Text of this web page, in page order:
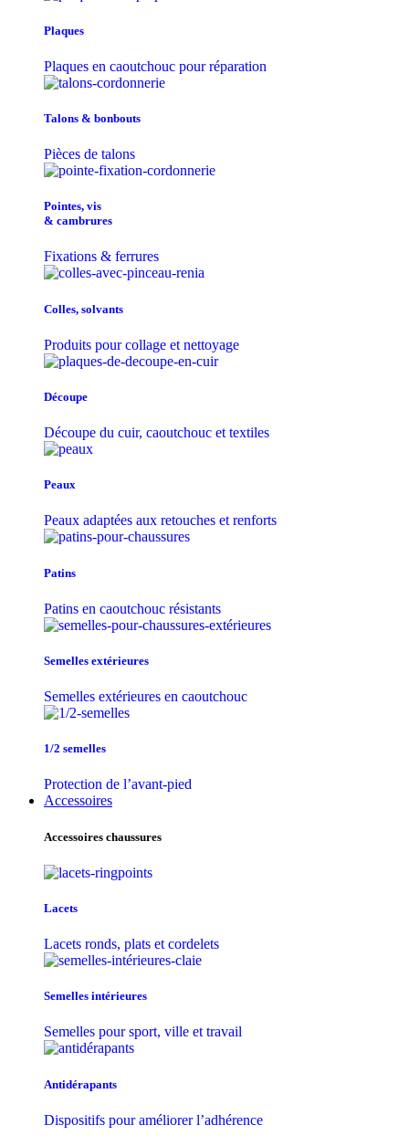
Plaques
Plaques en caoutchouc pour réparation
Talons & bonbouts
Pièces de talons
Pointes, vis
& cambrures
Fixations & ferrures
Colles, solvants
Produits pour collage et nettoyage
Découpe
Découpe du cuir, caoutchouc et textiles
Peaux
Peaux adaptées aux retouches et renforts
Patins
Patins en caoutchouc résistants
Semelles extérieures
Semelles extérieures en caoutchouc
1/2 semelles
Protection de l’avant-pied
Accessoires
Accessoires chaussures
Lacets
Lacets ronds, plats et cordelets
Semelles intérieures
Semelles pour sport, ville et travail
Antidérapants
Dispositifs pour améliorer l’adhérence